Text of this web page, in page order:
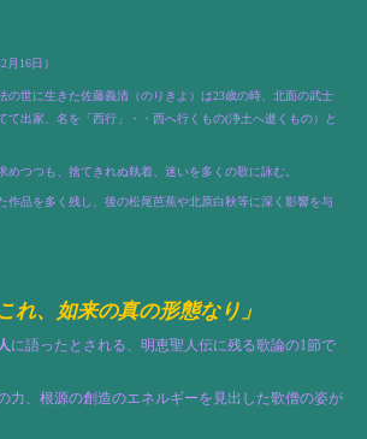
16日）
の世に生きた佐藤義清（のりきよ）は23歳の時、北面の武士
て出家、名を「西行」・・西へ行くもの(浄土へ逝くもの）と
めつつも、捨てきれぬ執着、迷いを多くの歌に詠む。
作品を多く残し、後の松尾芭蕉や北原白秋等に深く影響を与
れ、如来の真の形態なり」
に語ったとされる、明恵聖人伝に残る歌論の1節で
力、根源の創造のエネルギーを見出した歌僧の姿が